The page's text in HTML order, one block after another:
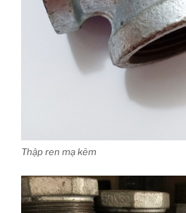
Thập ren mạ kẽm